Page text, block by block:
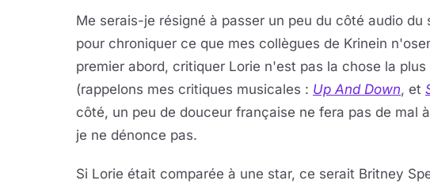
Me serais-je résigné à passer un peu du côté audio
pour chroniquer ce que mes collègues de Krinein
premier abord, critiquer Lorie n'est pas la chose la
(rappelons mes critiques musicales : Up And Down, et
côté, un peu de douceur française ne fera pas de mal
je ne dénonce pas.
Si Lorie était comparée à une star, ce serait Britney